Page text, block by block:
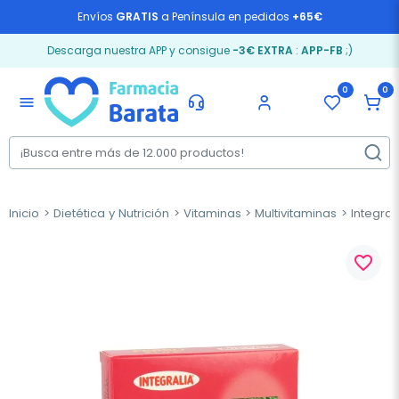
Envíos GRATIS a Península en pedidos +65€
Descarga nuestra APP y consigue -3€ EXTRA: APP-FB ;)
menu
0 0
Inicio Dietética y Nutrición Vitaminas Multivitaminas
favorite_border